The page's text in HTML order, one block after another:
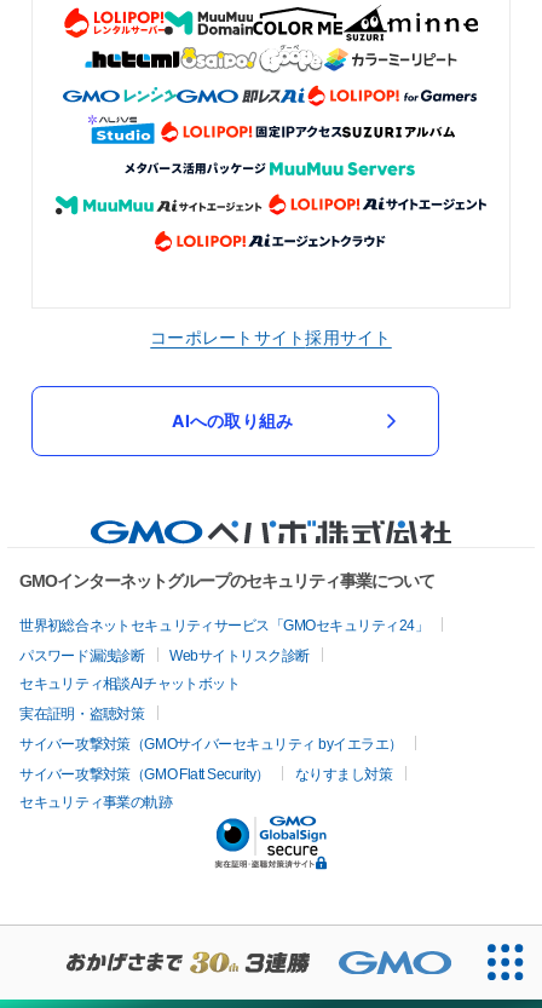
コーポレートサイト採用サイト
AIへの取り組み
GMOインターネットグループのセキュリティ事業について
世界初総合ネットセキュリティサービス「GMOセキュリティ24」
パスワード漏洩診断
Webサイトリスク診断
セキュリティ相談AIチャットボット
実在証明・盗聴対策
サイバー攻撃対策（GMOサイバーセキュリティ byイエラエ）
サイバー攻撃対策（GMO Flatt Security）
なりすまし対策
セキュリティ事業の軌跡